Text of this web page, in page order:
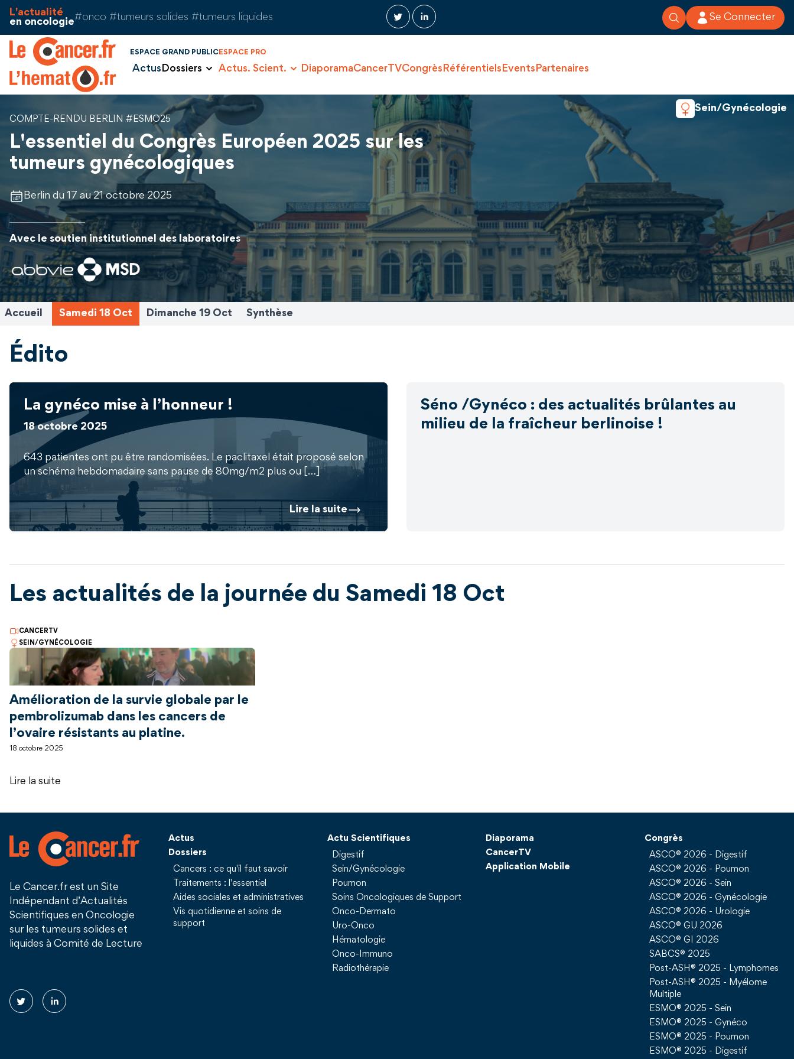
Aller au contenu
L'actualité
en oncologie#onco #tumeurs solides #tumeurs liquides Se Connecter
ESPACE GRAND PUBLIC
ActusDossiers
ESPACE PRO
Actus. Scient. DiaporamaCancerTVCongrèsRéférentielsEventsPartenaires
Sein/Gynécologie
COMPTE-RENDU BERLIN #ESMO25
L'essentiel du Congrès Européen 2025 sur les
tumeurs gynécologiques
Berlin du 17 au 21 octobre 2025
Avec le soutien institutionnel des laboratoires
Accueil Samedi 18 Oct Dimanche 19 Oct Synthèse
Édito
La gynéco mise à l’honneur !
18 octobre 2025
643 patientes ont pu être randomisées. Le paclitaxel était proposé selon
un schéma hebdomadaire sans pause de 80mg/m2 plus ou […]
Lire la suite
Séno /Gynéco : des actualités brûlantes au
milieu de la fraîcheur berlinoise !
Les actualités de la journée du Samedi 18 Oct
CANCERTV
SEIN/GYNÉCOLOGIE
Amélioration de la survie globale par le
pembrolizumab dans les cancers de
l’ovaire résistants au platine.
18 octobre 2025
Lire la suite
Le Cancer.fr est un Site
Indépendant d’Actualités
Scientifiques en Oncologie
sur les tumeurs solides et
liquides à Comité de Lecture
Actus
Dossiers
Cancers : ce qu'il faut savoir
Traitements : l'essentiel
Aides sociales et administratives
Vis quotidienne et soins de
support
Actu Scientifiques
Digestif
Sein/Gynécologie
Poumon
Soins Oncologiques de Support
Onco-Dermato
Uro-Onco
Hématologie
Onco-Immuno
Radiothérapie
Diaporama
CancerTV
Application Mobile
Congrès
ASCO® 2026 - Digestif
ASCO® 2026 - Poumon
ASCO® 2026 - Sein
ASCO® 2026 - Gynécologie
ASCO® 2026 - Urologie
ASCO® GU 2026
ASCO® GI 2026
SABCS® 2025
Post-ASH® 2025 - Lymphomes
Post-ASH® 2025 - Myélome
Multiple
ESMO® 2025 - Sein
ESMO® 2025 - Gynéco
ESMO® 2025 - Poumon
ESMO® 2025 - Digestif
Panneau de gestion des cookies